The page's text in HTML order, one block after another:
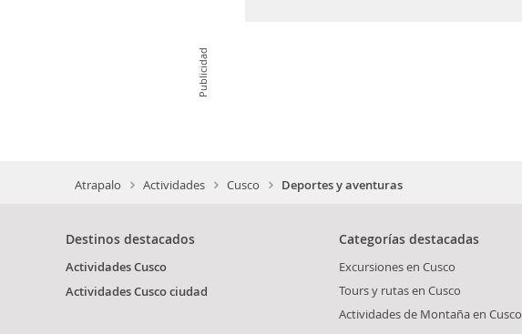
Publicidad
Atrapalo Actividades Cusco Deportes y aventuras
Destinos destacados
Actividades Cusco
Actividades Cusco ciudad
Categorías destacadas
Excursiones en Cusco
Tours y rutas en Cusco
Actividades de Montaña en Cusco